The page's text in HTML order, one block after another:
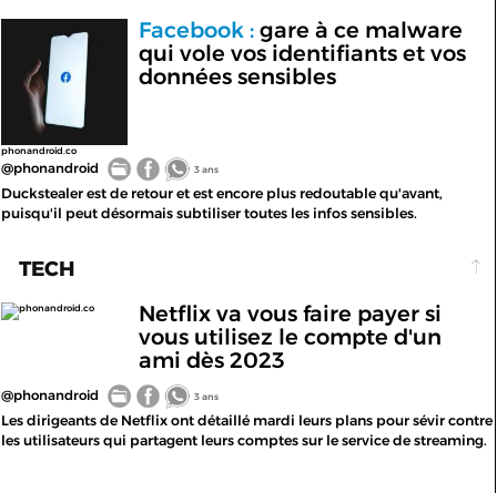
phonandroid.co
Facebook :gare à ce malware
qui vole vos identifiants et vos
données sensibles
@phonandroid 3 ans
Duckstealer est de retour et est encore plus redoutable qu'avant,
puisqu'il peut désormais subtiliser toutes les infos sensibles.
TECH
phonandroid.co
Netflix va vous faire payer si
vous utilisez le compte d'un
ami dès 2023
@phonandroid 3 ans
Les dirigeants de Netflix ont détaillé mardi leurs plans pour sévir contre
les utilisateurs qui partagent leurs comptes sur le service de streaming.